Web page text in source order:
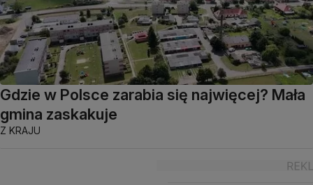
Gdzie w Polsce zarabia się najwięcej? Mała
gmina zaskakuje
Z KRAJU